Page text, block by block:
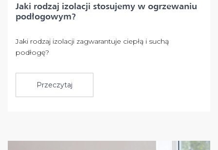
Jaki rodzaj izolacji stosujemy w ogrzewaniu
podłogowym?
Jaki rodzaj izolacji zagwarantuje ciepłą i suchą
podłogę?
Przeczytaj